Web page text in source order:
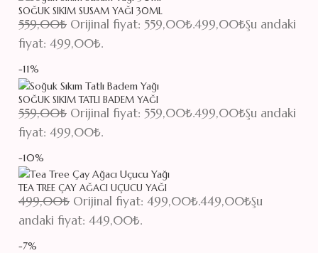
SOĞUK SIKIM SUSAM YAĞI 30ML
559,00₺ Orijinal fiyat: 559,00₺.499,00₺Şu andaki
fiyat: 499,00₺.
-11%
SOĞUK SIKIM TATLI BADEM YAĞI
559,00₺ Orijinal fiyat: 559,00₺.499,00₺Şu andaki
fiyat: 499,00₺.
-10%
TEA TREE ÇAY AĞACI UÇUCU YAĞI
499,00₺ Orijinal fiyat: 499,00₺.449,00₺Şu
andaki fiyat: 449,00₺.
-7%